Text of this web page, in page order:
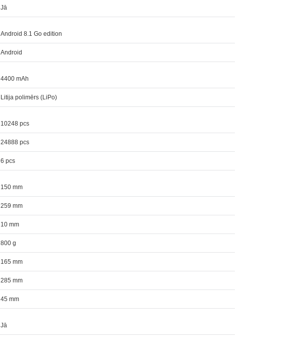
Jā
Android 8.1 Go edition
Android
4400 mAh
Litija polimērs (LiPo)
10248 pcs
24888 pcs
6 pcs
150 mm
259 mm
10 mm
800 g
165 mm
285 mm
45 mm
Jā